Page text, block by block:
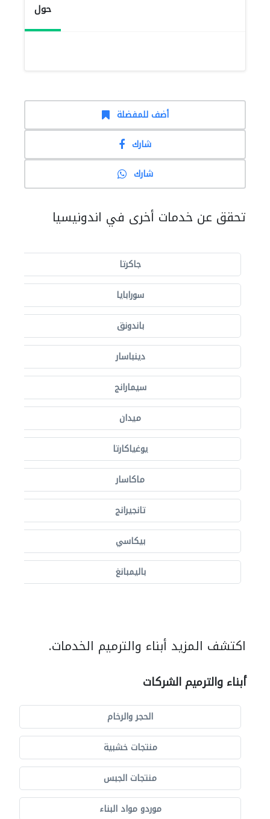
حول
أضف للمفضلة
شارك
شارك
تحقق عن خدمات أخرى في اندونيسيا
جاكرتا
سورابايا
باندونق
دينباسار
سيمارانج
ميدان
يوغياكارتا
ماكاسار
تانجيرانج
بيكاسي
باليمبانغ
اكتشف المزيد أبناء والترميم الخدمات.
أبناء والترميم الشركات
الحجر والرخام
منتجات خشبية
منتجات الجبس
موردو مواد البناء